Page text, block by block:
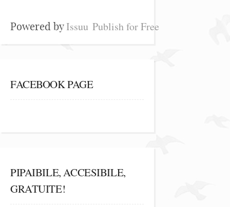
Powered byIssuu Publish for Free
FACEBOOK PAGE
PIPAIBILE, ACCESIBILE,
GRATUITE!